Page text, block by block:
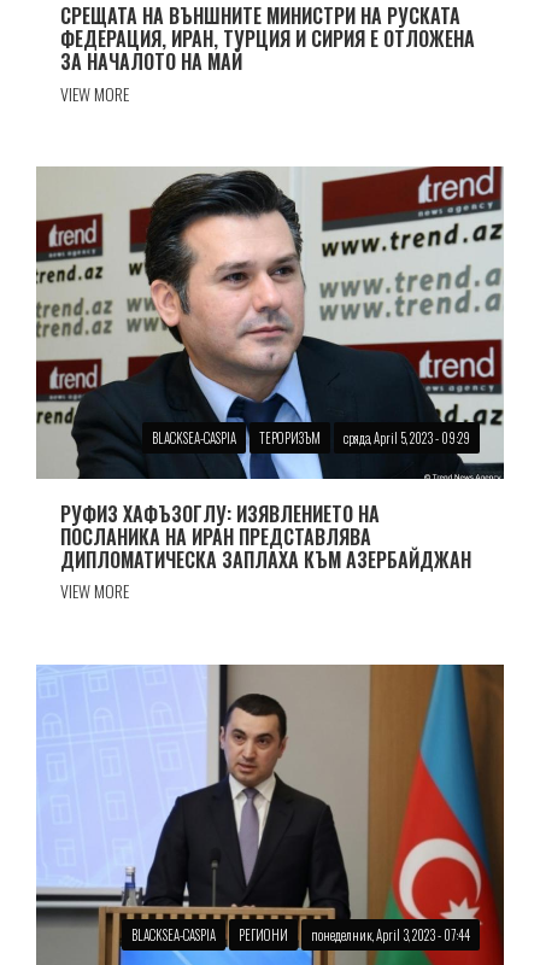
СРЕЩАТА НА ВЪНШНИТЕ МИНИСТРИ НА РУСКАТА
ФЕДЕРАЦИЯ, ИРАН, ТУРЦИЯ И СИРИЯ Е ОТЛОЖЕНА
ЗА НАЧАЛОТО НА МАЙ
VIEW MORE
BLACKSEA-CASPIA ТЕРОРИЗЪМ сряда, April 5, 2023 - 09:29
РУФИЗ ХАФЪЗОГЛУ: ИЗЯВЛЕНИЕТО НА
ПОСЛАНИКА НА ИРАН ПРЕДСТАВЛЯВА
ДИПЛОМАТИЧЕСКА ЗАПЛАХА КЪМ АЗЕРБАЙДЖАН
VIEW MORE
BLACKSEA-CASPIA РЕГИОНИ понеделник, April 3, 2023 - 07:44